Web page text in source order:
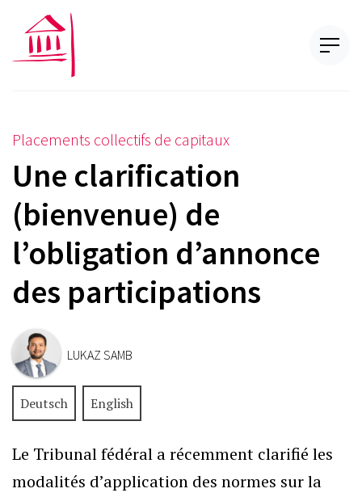
Placements collectifs de capitaux
Une clarification
(bienvenue) de
l’obligation d’annonce
des participations
LUKAZ SAMB
Deutsch English
Le Tribunal fédéral a récemment clarifié les
modalités d’application des normes sur la